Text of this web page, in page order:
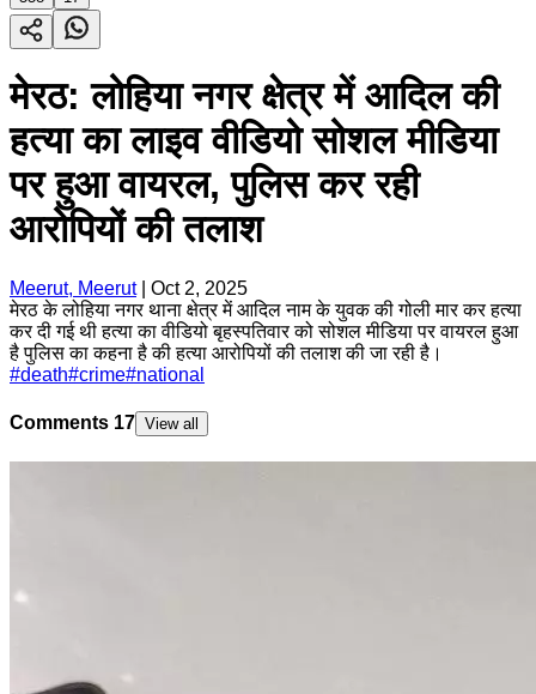
मेरठ: लोहिया नगर क्षेत्र में आदिल की
हत्या का लाइव वीडियो सोशल मीडिया
पर हुआ वायरल, पुलिस कर रही
आरोपियों की तलाश
Meerut, Meerut| Oct 2, 2025
मेरठ के लोहिया नगर थाना क्षेत्र में आदिल नाम के युवक की गोली मार कर हत्या
कर दी गई थी हत्या का वीडियो बृहस्पतिवार को सोशल मीडिया पर वायरल हुआ
है पुलिस का कहना है की हत्या आरोपियों की तलाश की जा रही है।
#death#crime#national
Comments 17 View all